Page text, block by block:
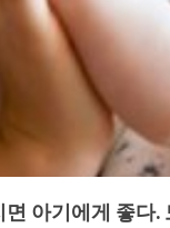
아기에게 좋다